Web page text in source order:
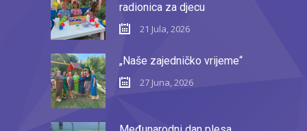
radionica za djecu
21 Jula, 2026
„Naše zajedničko vrijeme“
27 Juna, 2026